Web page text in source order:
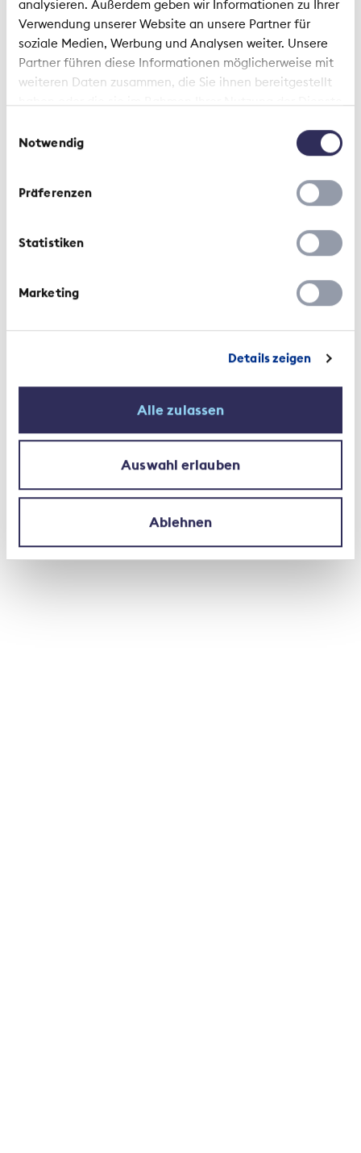
analysieren. Außerdem geben wir Informationen zu Ihrer
Verwendung unserer Website an unsere Partner für
soziale Medien, Werbung und Analysen weiter. Unsere
Partner führen diese Informationen möglicherweise mit
weiteren Daten zusammen, die Sie ihnen bereitgestellt
haben oder die sie im Rahmen Ihrer Nutzung der Dienste
Notwendig
Präferenzen
Statistiken
Marketing
Details zeigen
Alle zulassen
Auswahl erlauben
Ablehnen